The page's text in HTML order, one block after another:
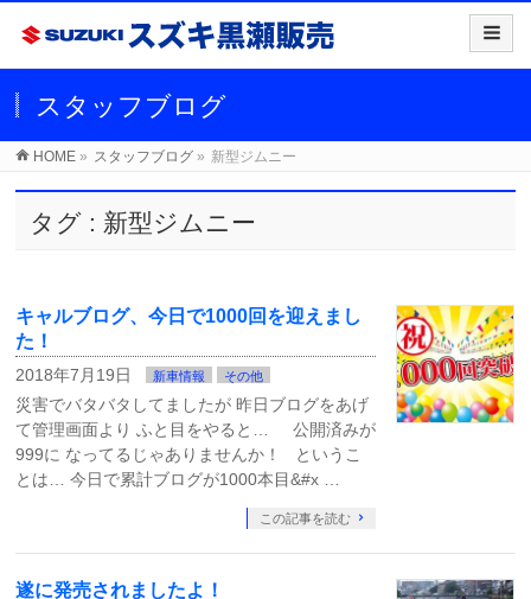
スタッフブログ
HOME » スタッフブログ » 新型ジムニー
タグ : 新型ジムニー
キャルブログ、今日で1000回を迎えまし
た！
2018年7月19日 新車情報 その他
災害でバタバタしてましたが 昨日ブログをあげ
て管理画面より ふと目をやると… 公開済みが
999に なってるじゃありませんか！ というこ
とは… 今日で累計ブログが1000本目&#x …
この記事を読む
遂に発売されましたよ！